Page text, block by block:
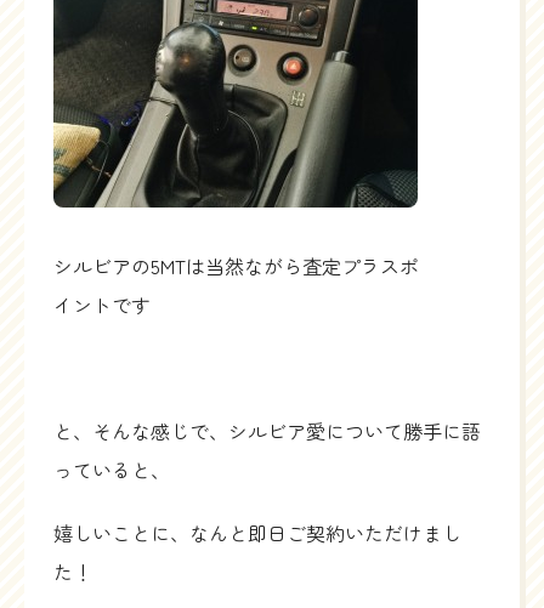
シルビアの5MTは当然ながら査定プラスポ
イントです
と、そんな感じで、シルビア愛について勝手に語
っていると、
嬉しいことに、なんと即日ご契約いただけまし
た！